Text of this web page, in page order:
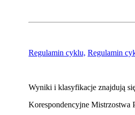
Regulamin cyklu, Regulamin
Wyniki i klasyfikacje znajdują
Korespondencyjne Mistrzostwa